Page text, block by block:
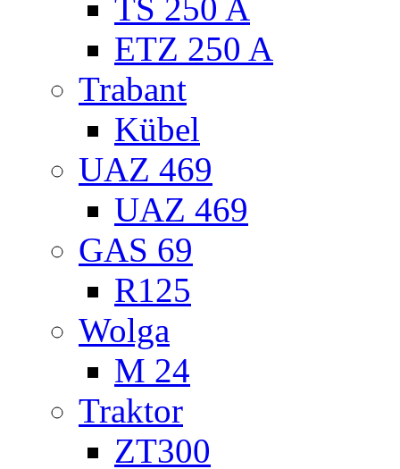
TS 250 A
ETZ 250 A
Trabant
Kübel
UAZ 469
UAZ 469
GAS 69
R125
Wolga
M 24
Traktor
ZT300